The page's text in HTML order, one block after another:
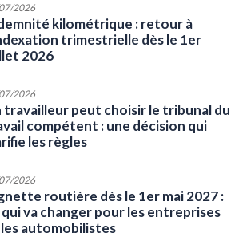
2026
kilométrique : retour à
trimestrielle dès le 1er
2026
2026
travailleur peut choisir le tribunal du
compétent : une décision qui
les règles
2026
routière dès le 1er mai 2027 :
qui va changer pour les entreprises
automobilistes